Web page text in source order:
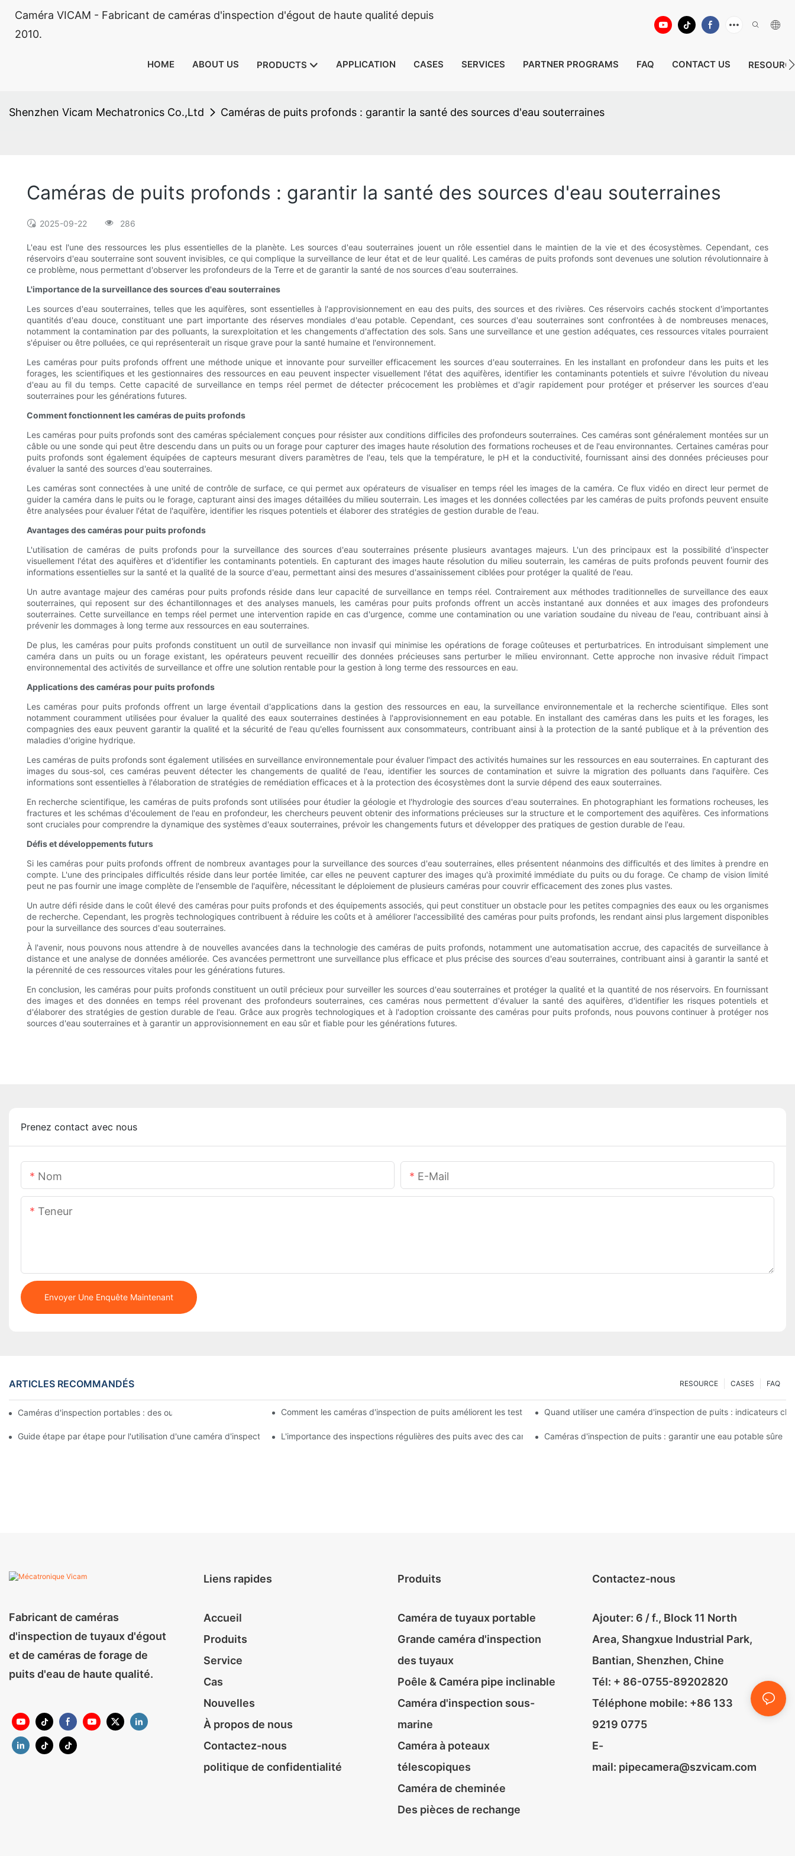
Caméra VICAM - Fabricant de caméras d'inspection d'égout de haute qualité depuis
2010.
HOME ABOUT US PRODUCTS APPLICATION CASES SERVICES PARTNER PROGRAMS FAQ CONTACT US
Shenzhen Vicam Mechatronics Co.,Ltd Caméras de puits profonds : garantir la santé des sources d'eau souterraines
Caméras de puits profonds : garantir la santé des sources d'eau souterraines
2025-09-22 286
L'eau est l'une des ressources les plus essentielles de la planète. Les sources d'eau souterraines jouent un rôle essentiel dans le maintien de la vie et des écosystèmes. Cependant, ces
réservoirs d'eau souterraine sont souvent invisibles, ce qui complique la surveillance de leur état et de leur qualité. Les caméras de puits profonds sont devenues une solution révolutionnaire à
ce problème, nous permettant d'observer les profondeurs de la Terre et de garantir la santé de nos sources d'eau souterraines.
L'importance de la surveillance des sources d'eau souterraines
Les sources d'eau souterraines, telles que les aquifères, sont essentielles à l'approvisionnement en eau des puits, des sources et des rivières. Ces réservoirs cachés stockent d'importantes
quantités d'eau douce, constituant une part importante des réserves mondiales d'eau potable. Cependant, ces sources d'eau souterraines sont confrontées à de nombreuses menaces,
notamment la contamination par des polluants, la surexploitation et les changements d'affectation des sols. Sans une surveillance et une gestion adéquates, ces ressources vitales pourraient
s'épuiser ou être polluées, ce qui représenterait un risque grave pour la santé humaine et l'environnement.
Les caméras pour puits profonds offrent une méthode unique et innovante pour surveiller efficacement les sources d'eau souterraines. En les installant en profondeur dans les puits et les
forages, les scientifiques et les gestionnaires des ressources en eau peuvent inspecter visuellement l'état des aquifères, identifier les contaminants potentiels et suivre l'évolution du niveau
d'eau au fil du temps. Cette capacité de surveillance en temps réel permet de détecter précocement les problèmes et d'agir rapidement pour protéger et préserver les sources d'eau
souterraines pour les générations futures.
Comment fonctionnent les caméras de puits profonds
Les caméras pour puits profonds sont des caméras spécialement conçues pour résister aux conditions difficiles des profondeurs souterraines. Ces caméras sont généralement montées sur un
câble ou une sonde qui peut être descendu dans un puits ou un forage pour capturer des images haute résolution des formations rocheuses et de l'eau environnantes. Certaines caméras pour
puits profonds sont également équipées de capteurs mesurant divers paramètres de l'eau, tels que la température, le pH et la conductivité, fournissant ainsi des données précieuses pour
évaluer la santé des sources d'eau souterraines.
Les caméras sont connectées à une unité de contrôle de surface, ce qui permet aux opérateurs de visualiser en temps réel les images de la caméra. Ce flux vidéo en direct leur permet de
guider la caméra dans le puits ou le forage, capturant ainsi des images détaillées du milieu souterrain. Les images et les données collectées par les caméras de puits profonds peuvent ensuite
être analysées pour évaluer l'état de l'aquifère, identifier les risques potentiels et élaborer des stratégies de gestion durable de l'eau.
Avantages des caméras pour puits profonds
L'utilisation de caméras de puits profonds pour la surveillance des sources d'eau souterraines présente plusieurs avantages majeurs. L'un des principaux est la possibilité d'inspecter
visuellement l'état des aquifères et d'identifier les contaminants potentiels. En capturant des images haute résolution du milieu souterrain, les caméras de puits profonds peuvent fournir des
informations essentielles sur la santé et la qualité de la source d'eau, permettant ainsi des mesures d'assainissement ciblées pour protéger la qualité de l'eau.
Un autre avantage majeur des caméras pour puits profonds réside dans leur capacité de surveillance en temps réel. Contrairement aux méthodes traditionnelles de surveillance des eaux
souterraines, qui reposent sur des échantillonnages et des analyses manuels, les caméras pour puits profonds offrent un accès instantané aux données et aux images des profondeurs
souterraines. Cette surveillance en temps réel permet une intervention rapide en cas d'urgence, comme une contamination ou une variation soudaine du niveau de l'eau, contribuant ainsi à
prévenir les dommages à long terme aux ressources en eau souterraines.
De plus, les caméras pour puits profonds constituent un outil de surveillance non invasif qui minimise les opérations de forage coûteuses et perturbatrices. En introduisant simplement une
caméra dans un puits ou un forage existant, les opérateurs peuvent recueillir des données précieuses sans perturber le milieu environnant. Cette approche non invasive réduit l'impact
environnemental des activités de surveillance et offre une solution rentable pour la gestion à long terme des ressources en eau.
Applications des caméras pour puits profonds
Les caméras pour puits profonds offrent un large éventail d'applications dans la gestion des ressources en eau, la surveillance environnementale et la recherche scientifique. Elles sont
notamment couramment utilisées pour évaluer la qualité des eaux souterraines destinées à l'approvisionnement en eau potable. En installant des caméras dans les puits et les forages, les
compagnies des eaux peuvent garantir la qualité et la sécurité de l'eau qu'elles fournissent aux consommateurs, contribuant ainsi à la protection de la santé publique et à la prévention des
maladies d'origine hydrique.
Les caméras de puits profonds sont également utilisées en surveillance environnementale pour évaluer l'impact des activités humaines sur les ressources en eau souterraines. En capturant des
images du sous-sol, ces caméras peuvent détecter les changements de qualité de l'eau, identifier les sources de contamination et suivre la migration des polluants dans l'aquifère. Ces
informations sont essentielles à l'élaboration de stratégies de remédiation efficaces et à la protection des écosystèmes dont la survie dépend des eaux souterraines.
En recherche scientifique, les caméras de puits profonds sont utilisées pour étudier la géologie et l'hydrologie des sources d'eau souterraines. En photographiant les formations rocheuses, les
fractures et les schémas d'écoulement de l'eau en profondeur, les chercheurs peuvent obtenir des informations précieuses sur la structure et le comportement des aquifères. Ces informations
sont cruciales pour comprendre la dynamique des systèmes d'eaux souterraines, prévoir les changements futurs et développer des pratiques de gestion durable de l'eau.
Défis et développements futurs
Si les caméras pour puits profonds offrent de nombreux avantages pour la surveillance des sources d'eau souterraines, elles présentent néanmoins des difficultés et des limites à prendre en
compte. L'une des principales difficultés réside dans leur portée limitée, car elles ne peuvent capturer des images qu'à proximité immédiate du puits ou du forage. Ce champ de vision limité
peut ne pas fournir une image complète de l'ensemble de l'aquifère, nécessitant le déploiement de plusieurs caméras pour couvrir efficacement des zones plus vastes.
Un autre défi réside dans le coût élevé des caméras pour puits profonds et des équipements associés, qui peut constituer un obstacle pour les petites compagnies des eaux ou les organismes
de recherche. Cependant, les progrès technologiques contribuent à réduire les coûts et à améliorer l'accessibilité des caméras pour puits profonds, les rendant ainsi plus largement disponibles
pour la surveillance des sources d'eau souterraines.
À l'avenir, nous pouvons nous attendre à de nouvelles avancées dans la technologie des caméras de puits profonds, notamment une automatisation accrue, des capacités de surveillance à
distance et une analyse de données améliorée. Ces avancées permettront une surveillance plus efficace et plus précise des sources d'eau souterraines, contribuant ainsi à garantir la santé et
la pérennité de ces ressources vitales pour les générations futures.
En conclusion, les caméras pour puits profonds constituent un outil précieux pour surveiller les sources d'eau souterraines et protéger la qualité et la quantité de nos réservoirs. En fournissant
des images et des données en temps réel provenant des profondeurs souterraines, ces caméras nous permettent d'évaluer la santé des aquifères, d'identifier les risques potentiels et
d'élaborer des stratégies de gestion durable de l'eau. Grâce aux progrès technologiques et à l'adoption croissante des caméras pour puits profonds, nous pouvons continuer à protéger nos
sources d'eau souterraines et à garantir un approvisionnement en eau sûr et fiable pour les générations futures.
Prenez contact avec nous
Nom E-Mail
Teneur
Envoyer Une Enquête Maintenant
ARTICLES RECOMMANDÉS FAQ
CASES
RESOURCE
Caméras d'inspection portables : des outils indispensables pour les professionnelsComment les caméras d'inspection de puits améliorent les tests de qualité de l'eauQuand utiliser une caméra d'inspection de puits : indicateurs
Guide étape par étape pour l'utilisation d'une caméra d'inspection de puitsL'importance des inspections régulières des puits avec des caméras spécialiséesCaméras d'inspection de puits : garantir une eau potable sûre
Fabricant de caméras
d'inspection de tuyaux d'égout
et de caméras de forage de
puits d'eau de haute qualité.
Liens rapides
Accueil
Produits
Service
Cas
Nouvelles
À propos de nous
Contactez-nous
politique de confidentialité
Produits
Caméra de tuyaux portable
Grande caméra d'inspection
des tuyaux
Poêle & Caméra pipe inclinable
Caméra d'inspection sous-
marine
Caméra à poteaux
télescopiques
Caméra de cheminée
Des pièces de rechange
Contactez-nous
Ajouter: 6 / f., Block 11 North
Area, Shangxue Industrial Park,
Bantian, Shenzhen, Chine
Tél: + 86-0755-89202820
Téléphone mobile: +86 133
9219 0775
E-
mail: pipecamera@szvicam.com